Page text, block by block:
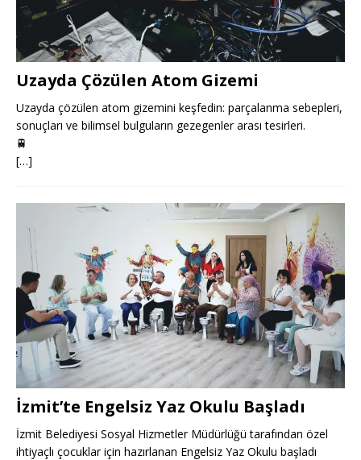
Uzayda Çözülen Atom Gizemi
Uzayda çözülen atom gizemini keşfedin: parçalanma sebepleri,
sonuçları ve bilimsel bulguların gezegenler arası tesirleri.
🚆
[…]
İzmit’te Engelsiz Yaz Okulu Başladı
İzmit Belediyesi Sosyal Hizmetler Müdürlüğü tarafından özel
ihtiyaçlı çocuklar için hazırlanan Engelsiz Yaz Okulu başladı